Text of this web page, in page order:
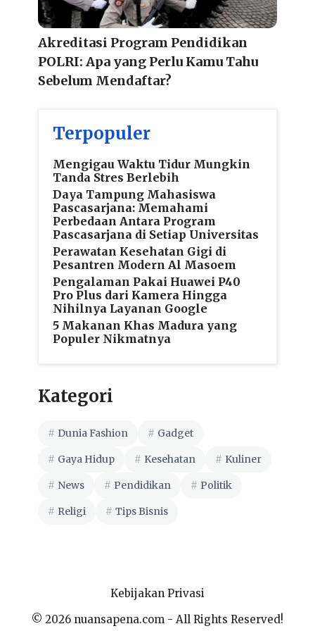
Akreditasi Program Pendidikan
POLRI: Apa yang Perlu Kamu Tahu
Sebelum Mendaftar?
Terpopuler
Mengigau Waktu Tidur Mungkin
Tanda Stres Berlebih
Daya Tampung Mahasiswa
Pascasarjana: Memahami
Perbedaan Antara Program
Pascasarjana di Setiap Universitas
Perawatan Kesehatan Gigi di
Pesantren Modern Al Masoem
Pengalaman Pakai Huawei P40
Pro Plus dari Kamera Hingga
Nihilnya Layanan Google
5 Makanan Khas Madura yang
Populer Nikmatnya
Kategori
Dunia Fashion Gadget
Gaya Hidup Kesehatan Kuliner
News Pendidikan Politik
Religi Tips Bisnis
Kebijakan Privasi
© 2026 nuansapena.com - All Rights Reserved!